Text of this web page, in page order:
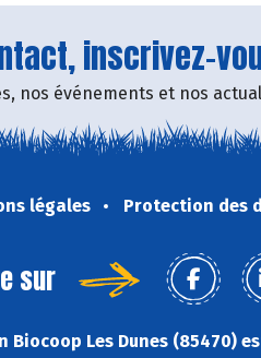
inscrivez-
nos événements et nos
légales Protection des
sur
Biocoop Les Dunes (85470)